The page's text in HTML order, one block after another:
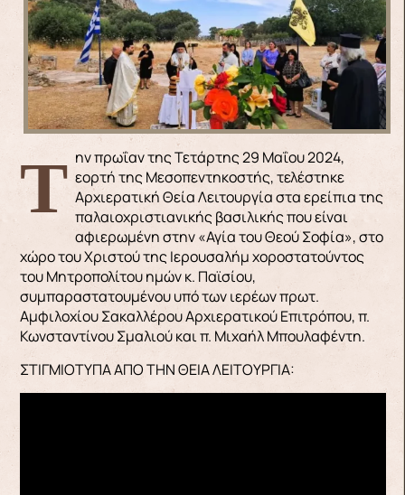
Την πρωΐαν της Τετάρτης 29 Μαΐου 2024, εορτή της Μεσοπεντηκοστής, τελέστηκε
Αρχιερατική Θεία Λειτουργία στα ερείπια της
παλαιοχριστιανικής βασιλικής που είναι
αφιερωμένη στην «Αγία του Θεού Σοφία», στο
χώρο του Χριστού της Ιερουσαλήμ χοροστατούντος
του Μητροπολίτου ημών κ. Παϊσίου,
συμπαραστατουμένου υπό των ιερέων πρωτ.
Αμφιλοχίου Σακαλλέρου Αρχιερατικού Επιτρόπου, π.
Κωνσταντίνου Σμαλιού και π. Μιχαήλ Μπουλαφέντη.
ΣΤΙΓΜΙΟΤΥΠΑ ΑΠΟ ΤΗΝ ΘΕΙΑ ΛΕΙΤΟΥΡΓΙΑ: